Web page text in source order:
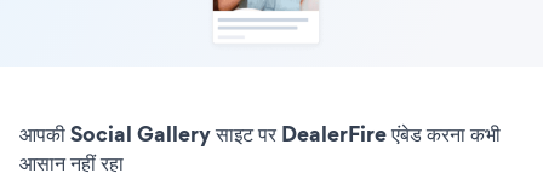
आपकी Social Gallery साइट पर DealerFire एंबेड करना कभी
आसान नहीं रहा